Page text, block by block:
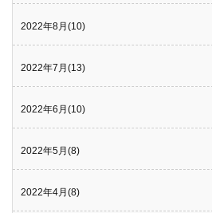
2022年8月(10)
2022年7月(13)
2022年6月(10)
2022年5月(8)
2022年4月(8)